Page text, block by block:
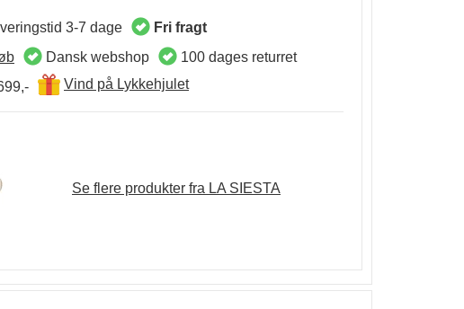
3-7 dage
Fri fragt
Dansk webshop
100 dages returret
Vind på Lykkehjulet
Se flere produkter fra LA SIESTA